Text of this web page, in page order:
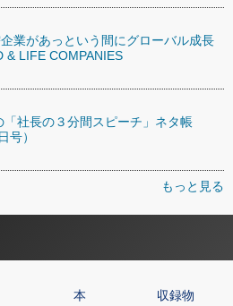
業があっという間にグローバル成長
& LIFE COMPANIES
「社長の３分間スピーチ」ネタ帳
号）
もっと見る
本 収録物